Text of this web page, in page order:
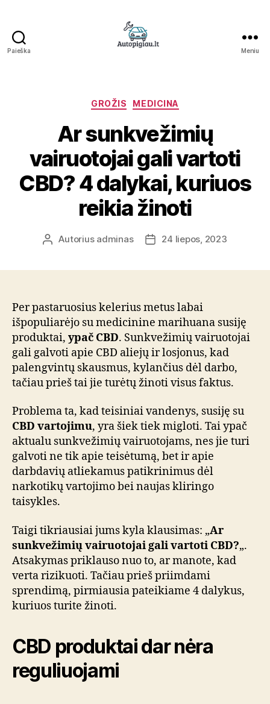
Paieška Meniu
Kategorijos
GROŽIS MEDICINA
Ar sunkvežimių
vairuotojai gali vartoti
CBD? 4 dalykai, kuriuos
reikia žinoti
ĮrašoAutorius adminas
Įrašo24 liepos, 2023
Per pastaruosius kelerius metus labai
išpopuliarėjo su medicinine marihuana susiję
produktai, ypač CBD. Sunkvežimių vairuotojai
gali galvoti apie CBD aliejų ir losjonus, kad
palengvintų skausmus, kylančius dėl darbo,
tačiau prieš tai jie turėtų žinoti visus faktus.
Problema ta, kad teisiniai vandenys, susiję su
CBD vartojimu, yra šiek tiek migloti. Tai ypač
aktualu sunkvežimių vairuotojams, nes jie turi
galvoti ne tik apie teisėtumą, bet ir apie
darbdavių atliekamus patikrinimus dėl
narkotikų vartojimo bei naujas kliringo
taisykles.
Taigi tikriausiai jums kyla klausimas: „Ar
sunkvežimių vairuotojai gali vartoti CBD?„.
Atsakymas priklauso nuo to, ar manote, kad
verta rizikuoti. Tačiau prieš priimdami
sprendimą, pirmiausia pateikiame 4 dalykus,
kuriuos turite žinoti.
CBD produktai dar nėra
reguliuojami